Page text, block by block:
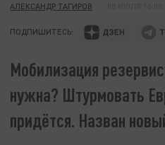
АЛЕКСАНДР ТАГИРОВ
ПОДПИШИТЕСЬ:
Мобилизация
нужна? Штурмовать
придётся. Назван